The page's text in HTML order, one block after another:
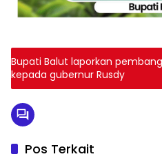
Bupati Balut laporkan
kepada gubernur Rusdy
Pos Terkait